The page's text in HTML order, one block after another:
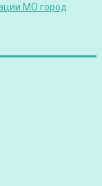
МО город